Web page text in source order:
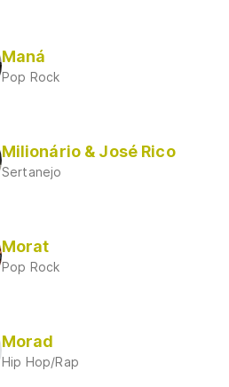
Maná
Pop Rock
Milionário & José Rico
Sertanejo
Morat
Pop Rock
Morad
Hip Hop/Rap